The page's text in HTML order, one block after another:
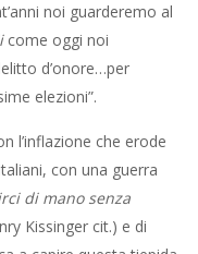
noi guarderemo al
come oggi noi
d’onore…per
elezioni”.
l’inflazione che erode
con una guerra
di mano senza
Kissinger cit.) e di